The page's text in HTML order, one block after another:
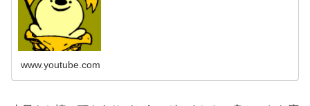
www.youtube.com